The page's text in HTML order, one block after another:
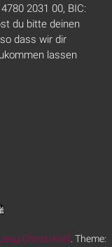
2031 00, BIC:
du bitte deinen
dass wir dir
lassen
Christi KöR . Theme: